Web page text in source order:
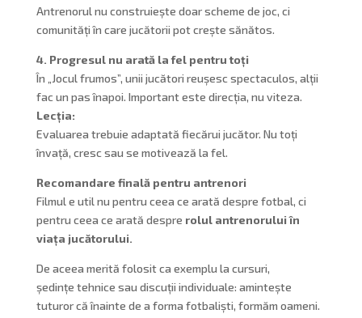
Antrenorul nu construiește doar scheme de joc, ci
comunități în care jucătorii pot crește sănătos.
4. Progresul nu arată la fel pentru toți
În „Jocul frumos”, unii jucători reușesc spectaculos, alții
fac un pas înapoi. Important este direcția, nu viteza.
Lecția:
Evaluarea trebuie adaptată fiecărui jucător. Nu toți
învață, cresc sau se motivează la fel.
Recomandare finală pentru antrenori
Filmul e util nu pentru ceea ce arată despre fotbal, ci
pentru ceea ce arată despre rolul antrenorului în
viața jucătorului.
De aceea merită folosit ca exemplu la cursuri,
ședințe tehnice sau discuții individuale: amintește
tuturor că înainte de a forma fotbaliști, formăm oameni.